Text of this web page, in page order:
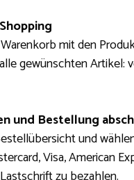
mit den
gewünschten Artikel:
und Bestellung
und
Visa, American